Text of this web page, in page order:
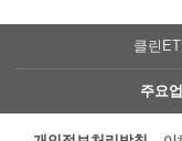
클린
주요